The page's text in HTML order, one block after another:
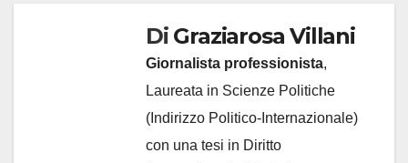
Di Graziarosa Villani
Giornalista professionista,
Laureata in Scienze Politiche
(Indirizzo Politico-Internazionale)
con una tesi in Diritto